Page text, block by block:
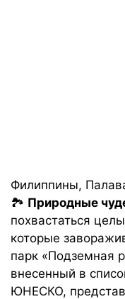
Филиппины,
🏞️ Природные
похвастаться
которые
парк «Подземная
внесенный в
ЮНЕСКО,